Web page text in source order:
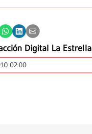
Digital La Estrella
02:00